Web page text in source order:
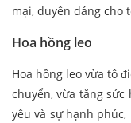
mại, duyên dáng cho
Hoa hồng leo
Hoa hồng leo vừa tô
chuyển, vừa tăng
yêu và sự hạnh